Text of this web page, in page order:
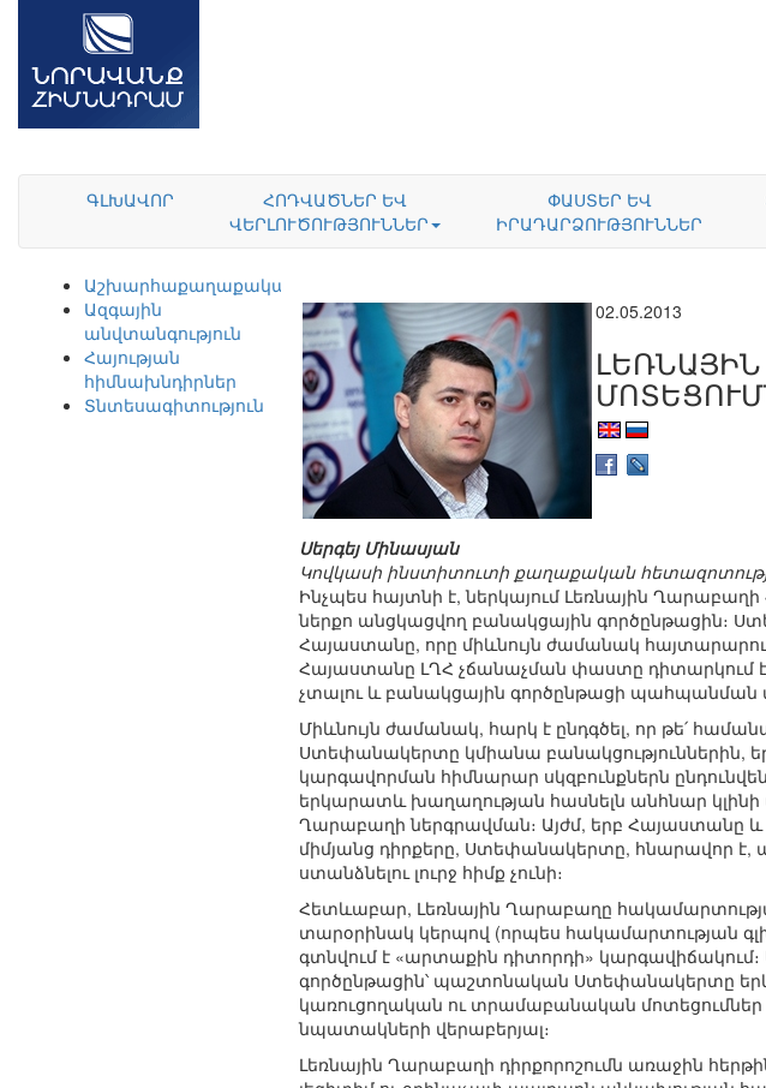
ԳԼԽԱՎՈՐ
ՀՈԴՎԱԾՆԵՐ ԵՎ
ՎԵՐԼՈՒԾՈՒԹՅՈՒՆՆԵՐ
ՓԱՍՏԵՐ ԵՎ
ԻՐԱԴԱՐՁՈՒԹՅՈՒՆՆԵՐ
Աշխարհաքաղաքականություն
Ազգային
անվտանգություն
Հայության
հիմնախնդիրներ
Տնտեսագիտություն
02.05.2013
Սերգեյ Մինասյան
Կովկասի ինստիտուտի քաղաքական
Ինչպես հայտնի է, ներկայում Լեռնային
ներքո անցկացվող բանակցային գործընթացին։
Հայաստանը, որը միևնույն ժամանակ հայտարարում
Հայաստանը ԼՂՀ չճանաչման փաստը դիտարկում է
չտալու և բանակցային գործընթացի պահպանման
Միևնույն ժամանակ, հարկ է ընդգծել, որ թե՛
Ստեփանակերտը կմիանա բանակցություններին,
կարգավորման հիմնարար սկզբունքներն
երկարատև խաղաղության հասնելն անհնար
Ղարաբաղի ներգրավման։ Այժմ, երբ Հայաստանը և
միմյանց դիրքերը, Ստեփանակերտը, հնարավոր է,
ստանձնելու լուրջ հիմք չունի։
Հետևաբար, Լեռնային Ղարաբաղը
տարօրինակ կերպով (որպես հակամարտության
գտնվում է «արտաքին դիտորդի»
գործընթացին՝ պաշտոնական Ստեփանակերտը
կառուցողական ու տրամաբանական մոտեցումներ
նպատակների վերաբերյալ։
Լեռնային Ղարաբաղի դիրքորոշումն առաջին